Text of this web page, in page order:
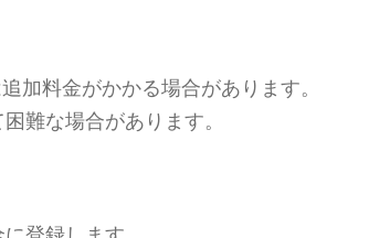
加料金がかかる場合があります。
難な場合があります。